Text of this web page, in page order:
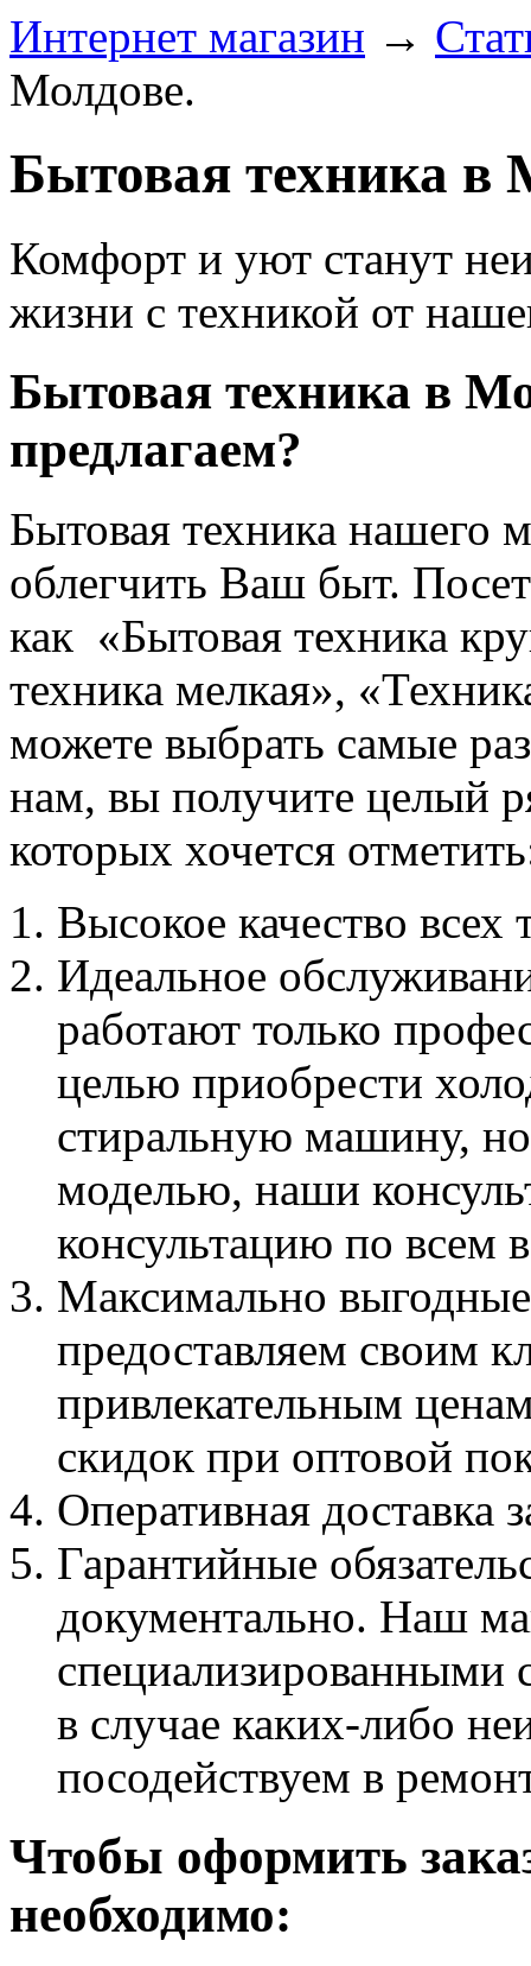
Интернет магазин →
Молдове.
Бытовая техника в
Комфорт и уют станут
жизни с техникой от
Бытовая техника в
предлагаем?
Бытовая техника нашего
облегчить Ваш быт.
как «Бытовая техника
техника мелкая»,
можете выбрать самые
нам, вы получите целый
которых хочется
Высокое качество всех
Идеальное
работают только
целью приобрести
стиральную машину,
моделью, наши
консультацию по всем
Максимально
предоставляем своим
привлекательным
скидок при оптовой
Оперативная доставка
Гарантийные
документально. Наш
специализированными
в случае каких-либо
посодействуем в
Чтобы оформить
необходимо: